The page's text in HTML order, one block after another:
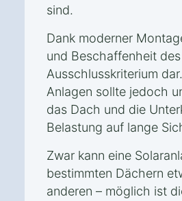
sind.
Dank moderner
und Beschaffenheit
Ausschlusskriterium
Anlagen sollte jedoch
das Dach und die
Belastung auf lange
Zwar kann eine
bestimmten Dächern
anderen – möglich ist